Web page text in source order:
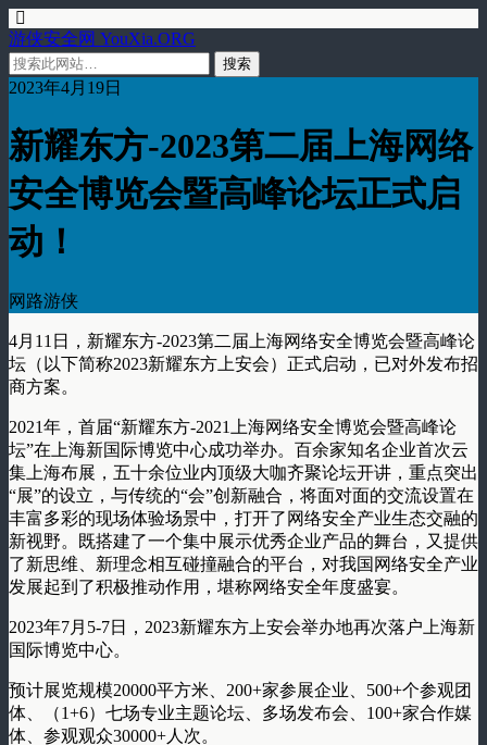
游侠安全网 YouXia.ORG
2023年4月19日
新耀东方-2023第二届上海网络
安全博览会暨高峰论坛正式启
动！
网路游侠
4月11日，新耀东方-2023第二届上海网络安全博览会暨高峰论
坛（以下简称2023新耀东方上安会）正式启动，已对外发布招
商方案。
2021年，首届“新耀东方-2021上海网络安全博览会暨高峰论
坛”在上海新国际博览中心成功举办。百余家知名企业首次云
集上海布展，五十余位业内顶级大咖齐聚论坛开讲，重点突出
“展”的设立，与传统的“会”创新融合，将面对面的交流设置在
丰富多彩的现场体验场景中，打开了网络安全产业生态交融的
新视野。既搭建了一个集中展示优秀企业产品的舞台，又提供
了新思维、新理念相互碰撞融合的平台，对我国网络安全产业
发展起到了积极推动作用，堪称网络安全年度盛宴。
2023年7月5-7日，2023新耀东方上安会举办地再次落户上海新
国际博览中心。
预计展览规模20000平方米、200+家参展企业、500+个参观团
体、（1+6）七场专业主题论坛、多场发布会、100+家合作媒
体、参观观众30000+人次。